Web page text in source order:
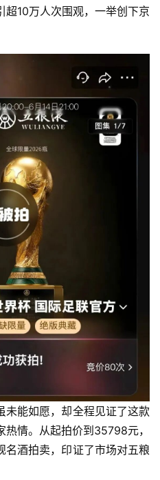
10万人次围观，一举创下京
未能如愿，却全程见证了这款
情。从起拍价到35798元，
名酒拍卖，印证了市场对五粮